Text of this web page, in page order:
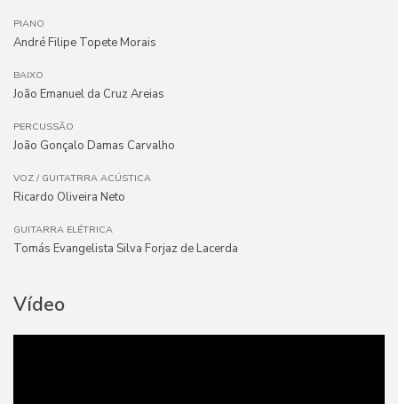
PIANO
André Filipe Topete Morais
BAIXO
João Emanuel da Cruz Areias
PERCUSSÃO
João Gonçalo Damas Carvalho
VOZ / GUITATRRA ACÚSTICA
Ricardo Oliveira Neto
GUITARRA ELÉTRICA
Tomás Evangelista Silva Forjaz de Lacerda
Vídeo